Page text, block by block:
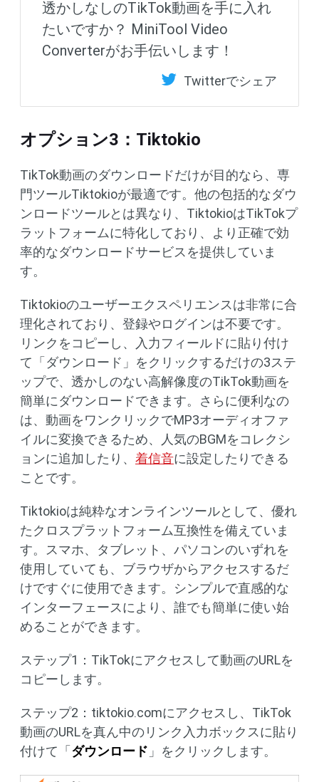
透かしなしのTikTok動画を手に入れ
たいですか？ MiniTool Video
Converterがお手伝いします！
Twitterでシェア
オプション3：Tiktokio
TikTok動画のダウンロードだけが目的なら、専
門ツールTiktokioが最適です。他の包括的なダウ
ンロードツールとは異なり、TiktokioはTikTokプ
ラットフォームに特化しており、より正確で効
率的なダウンロードサービスを提供していま
す。
Tiktokioのユーザーエクスペリエンスは非常に合
理化されており、登録やログインは不要です。
リンクをコピーし、入力フィールドに貼り付け
て「ダウンロード」をクリックするだけの3ステ
ップで、透かしのない高解像度のTikTok動画を
簡単にダウンロードできます。さらに便利なの
は、動画をワンクリックでMP3オーディオファ
イルに変換できるため、人気のBGMをコレクシ
ョンに追加したり、 着信音に設定したりできる
ことです。
Tiktokioは純粋なオンラインツールとして、優れ
たクロスプラットフォーム互換性を備えていま
す。スマホ、タブレット、パソコンのいずれを
使用していても、ブラウザからアクセスするだ
けですぐに使用できます。シンプルで直感的な
インターフェースにより、誰でも簡単に使い始
めることができます。
ステップ1：TikTokにアクセスして動画のURLを
コピーします。
ステップ2：tiktokio.comにアクセスし、TikTok
動画のURLを真ん中のリンク入力ボックスに貼り
付けて「ダウンロード 」をクリックします。